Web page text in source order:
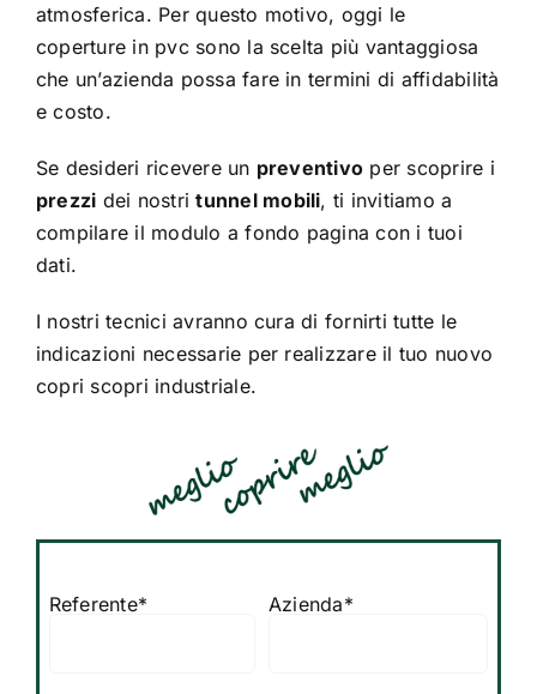
atmosferica. Per questo motivo, oggi le
coperture in pvc sono la scelta più vantaggiosa
che un’azienda possa fare in termini di affidabilità
e costo.
Se desideri ricevere un preventivo per scoprire i
prezzi dei nostritunnel mobili, ti invitiamo a
compilare il modulo a fondo pagina con i tuoi
dati.
I nostri tecnici avranno cura di fornirti tutte le
indicazioni necessarie per realizzare il tuo nuovo
copri scopri industriale.
Referente* Azienda*